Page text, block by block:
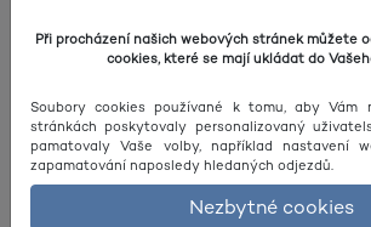
Při procházení našich webových stránek můžete
cookies, které se mají ukládat do
Soubory cookies používané k tomu, aby Vám
stránkách poskytovaly personalizovaný
pamatovaly Vaše volby, například nastavení
zapamatování naposledy hledaných odjezdů.
Nezbytné cookies
Přes